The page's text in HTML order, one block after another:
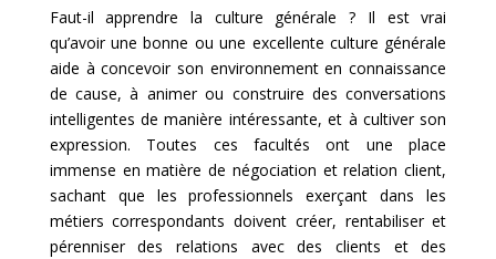
Faut-il apprendre la culture générale ? Il est vrai
qu’avoir une bonne ou une excellente culture générale
aide à concevoir son environnement en connaissance
de cause, à animer ou construire des conversations
intelligentes de manière intéressante, et à cultiver son
expression. Toutes ces facultés ont une place
immense en matière de négociation et relation client,
sachant que les professionnels exerçant dans les
métiers correspondants doivent créer, rentabiliser et
pérenniser des relations avec des clients et des